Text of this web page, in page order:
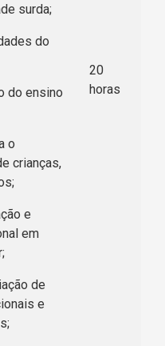
surda;
do
do ensino
o
crianças,
e
em
de
e
20
horas